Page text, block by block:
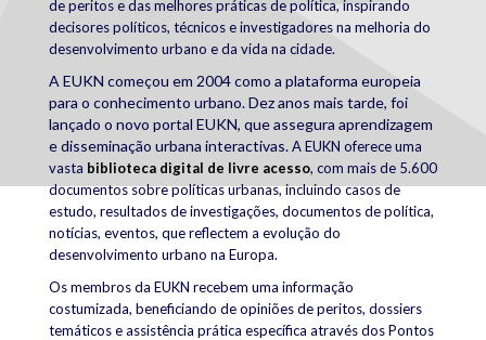
de peritos e das melhores práticas de política, inspirando
decisores políticos, técnicos e investigadores na melhoria do
desenvolvimento urbano e da vida na cidade.
A EUKN começou em 2004 como a plataforma europeia
para o conhecimento urbano. Dez anos mais tarde, foi
lançado o novo portal EUKN, que assegura aprendizagem
e disseminação urbana interactivas.A EUKN oferece uma
vasta biblioteca digital de livre acesso, com mais de 5.600
documentos sobre políticas urbanas, incluindo casos de
estudo, resultados de investigações, documentos de política,
notícias, eventos, que reflectem a evolução do
desenvolvimento urbano na Europa.
Os membros da EUKN recebem uma informação
costumizada, beneficiando de opiniões de peritos, dossiers
temáticos e assistência prática específica através dos Pontos